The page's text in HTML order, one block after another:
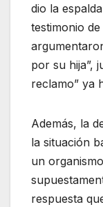
dio la
testimonio
por su hija”,
reclamo” ya
Además, la
la situación
un
respuesta